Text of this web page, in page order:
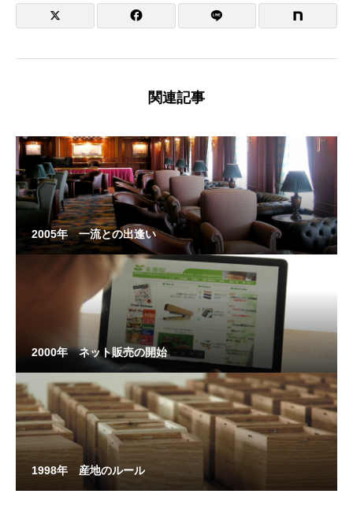
関連記事
2005年 一流との出逢い
2000年 ネット販売の開始
1998年 産地のルール